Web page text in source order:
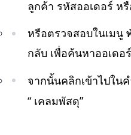
ลูกค้า รหัสออเดอร์ ห
หรือตรวจสอบในเมนู
กลับ เพื่อค้นหาออเดอ
จากนั้นคลิกเข้าไปใน
“ เคลมพัสดุ”